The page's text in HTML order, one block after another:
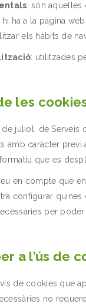
: són aquelles
ha a la pàgina
els hàbits de
: utilitzades
les
de juliol, de
amb caràcter
que es
en compte que
configurar quines
per
a l’ús de
de cookies que
no